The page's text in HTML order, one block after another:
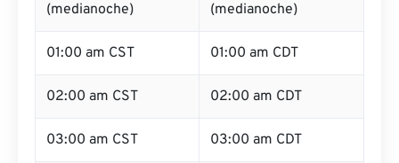
(medianoche)
(medianoche)
01:00 am CST 01:00 am CDT
02:00 am CST 02:00 am CDT
03:00 am CST 03:00 am CDT